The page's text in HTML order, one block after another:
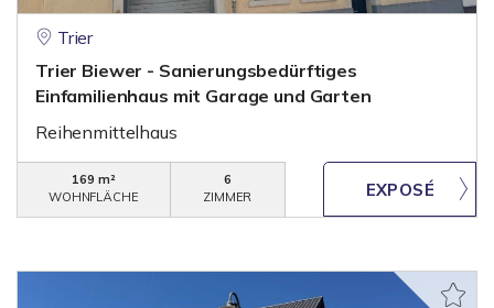
Trier
Trier Biewer - Sanierungsbedürftiges
Einfamilienhaus mit Garage und Garten
Reihenmittelhaus
169 m²
WOHNFLÄCHE
6
ZIMMER